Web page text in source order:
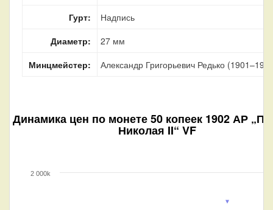
Гурт:
Надпись
Диаметр:
27 мм
Минцмейстер:
Александр Григорьевич Редько
Динамика цен по монете50 копеек 1902 АР
Николая II“ VF
2 000k